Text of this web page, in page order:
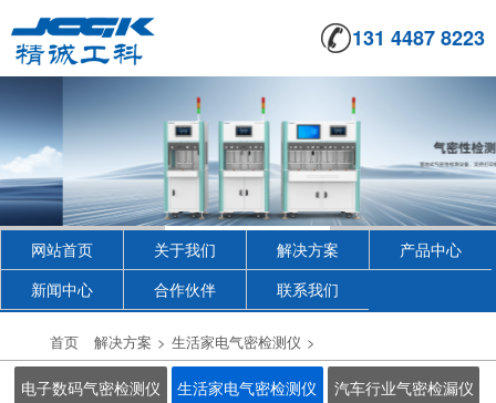
131 4487 8223
网站首页 关于我们 解决方案
产品中心
新闻中心
合作伙伴 联系我们
首页 解决方案 > 生活家电气密检测仪 >
电子数码气密检测仪 生活家电气密检测仪 汽车行业气密检漏仪